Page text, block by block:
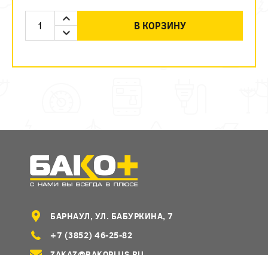
В КОРЗИНУ
БАРНАУЛ, УЛ. БАБУРКИНА, 7
+7 (3852) 46-25-82